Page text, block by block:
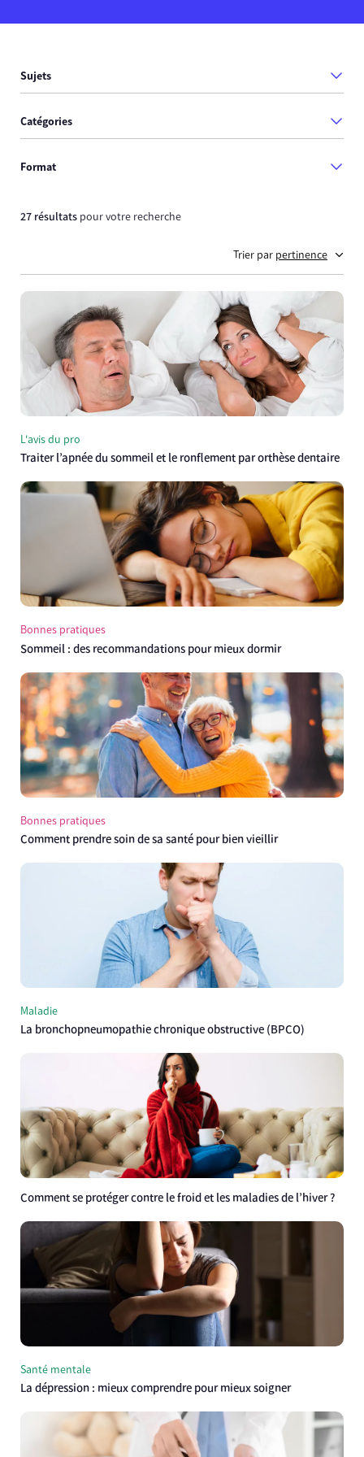
Sujets
Catégories
Format
27 résultats pour votre recherche
Trier par pertinence
L'avis du pro
Traiter l’apnée du sommeil et le ronflement par orthèse dentaire
Bonnes pratiques
Sommeil : des recommandations pour mieux dormir
Bonnes pratiques
Comment prendre soin de sa santé pour bien vieillir
Maladie
La bronchopneumopathie chronique obstructive (BPCO)
Comment se protéger contre le froid et les maladies de l’hiver ?
Santé mentale
La dépression : mieux comprendre pour mieux soigner